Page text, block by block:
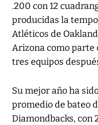
.200 con 12
producidas la
Atléticos de
Arizona como parte
tres equipos
Su mejor año ha
promedio de bateo
Diamondbacks, con